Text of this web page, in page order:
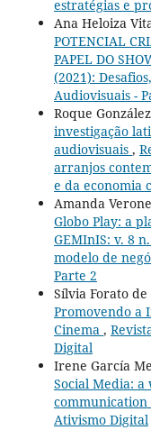
estratégias e
Ana Heloiza
POTENCIAL
PAPEL DO
(2021):
Audiovisuais -
Roque
investigação
audiovisuais ,
arranjos
e da economia
Amanda
Globo Play: a
GEMInIS: v. 8
modelo de
Parte 2
Sílvia Forato
Promovendo a
Cinema ,
Digital
Irene García
Social Media:
communication
Ativismo Digital